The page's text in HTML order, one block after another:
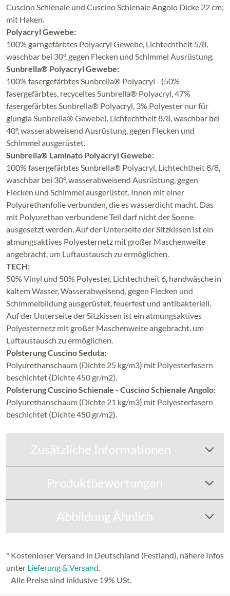
Cuscino Schienale und Cuscino Schienale Angolo Dicke 22 cm,
mit Haken.
Polyacryl Gewebe:
100% garngefärbtes Polyacryl Gewebe, Lichtechtheit 5/8,
waschbar bei 30°, gegen Flecken und Schimmel Ausrüstung.
Sunbrella® Polyacryl Gewebe:
100% fasergefärbtes Sunbrella® Polyacryl - (50%
fasergefärbtes, recyceltes Sunbrella® Polyacryl, 47%
fasergefärbtes Sunbrella® Polyacryl, 3% Polyester nur für
giungla Sunbrella® Gewebe), Lichtechtheit 8/8, waschbar bei
40°, wasserabweisend Ausrüstung, gegen Flecken und
Schimmel ausgerüstet.
Sunbrella® Laminato Polyacryl Gewebe:
100% fasergefärbtes Sunbrella® Polyacryl, Lichtechtheit 8/8,
waschbar bei 30°, wasserabweisend Ausrüstung, gegen
Flecken und Schimmel ausgerüstet. Innen mit einer
Polyurethanfolie verbunden, die es wasserdicht macht. Das
mit Polyurethan verbundene Teil darf nicht der Sonne
ausgesetzt werden. Auf der Unterseite der Sitzkissen ist ein
atmungsaktives Polyesternetz mit großer Maschenweite
angebracht, um Luftaustausch zu ermöglichen.
TECH:
50% Vinyl und 50% Polyester, Lichtechtheit 6, handwäsche in
kaltem Wasser, Wasserabweisend, gegen Flecken und
Schimmelbildung ausgerüstet, feuerfest und antibakteriell.
Auf der Unterseite der Sitzkissen ist ein atmungsaktives
Polyesternetz mit großer Maschenweite angebracht, um
Luftaustausch zu ermöglichen.
Polsterung Cuscino Seduta:
Polyurethanschaum (Dichte 25 kg/m3) mit Polyesterfasern
beschichtet (Dichte 450 gr/m2).
Polsterung Cuscino Schienale - Cuscino Schienale Angolo:
Polyurethanschaum (Dichte 21 kg/m3) mit Polyesterfasern
beschichtet (Dichte 450 gr/m2).
Zusätzliche Informationen
Produktbewertungen
Abbildung Ähnlich
* Kostenloser Versand in Deutschland (Festland), nähere Infos
unter Lieferung & Versand
Alle Preise sind inklusive 19% USt.